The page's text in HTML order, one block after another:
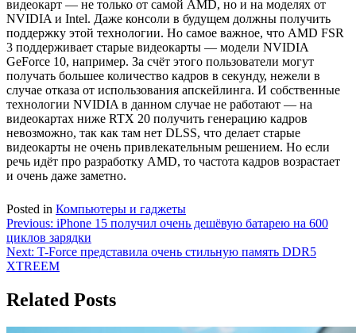
видеокарт — не только от самой AMD, но и на моделях от
NVIDIA и Intel. Даже консоли в будущем должны получить
поддержку этой технологии. Но самое важное, что AMD FSR
3 поддерживает старые видеокарты — модели NVIDIA
GeForce 10, например. За счёт этого пользователи могут
получать большее количество кадров в секунду, нежели в
случае отказа от использования апскейлинга. И собственные
технологии NVIDIA в данном случае не работают — на
видеокартах ниже RTX 20 получить генерацию кадров
невозможно, так как там нет DLSS, что делает старые
видеокарты не очень привлекательным решением. Но если
речь идёт про разработку AMD, то частота кадров возрастает
и очень даже заметно.
Posted in Компьютеры и гаджеты
Навигация
по
записям
Previous: iPhone 15 получил очень дешёвую батарею на 600
циклов зарядки
Next: T-Force представила очень стильную память DDR5
XTREEM
Related Posts